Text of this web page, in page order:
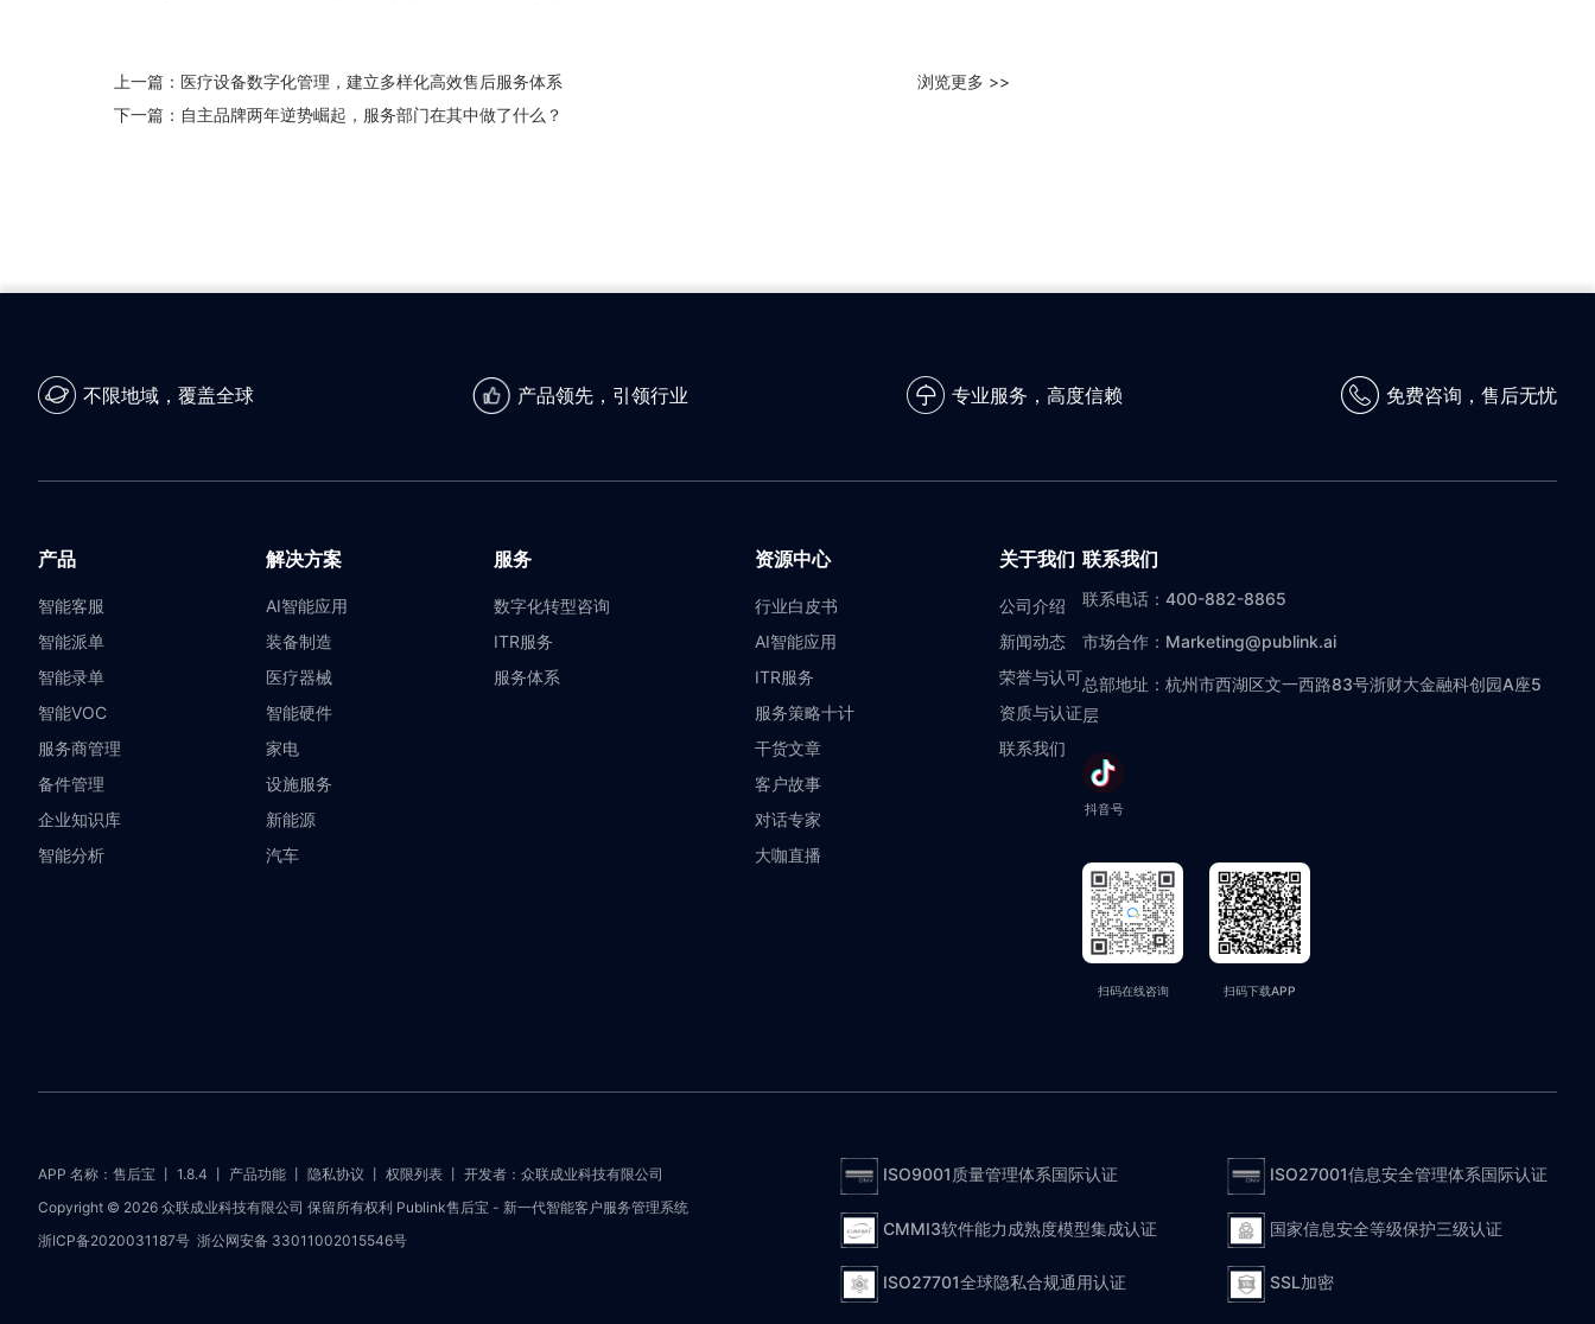
上一篇： 医疗设备数字化管理，建立多样化高效售后服务体系
下一篇： 自主品牌两年逆势崛起，服务部门在其中做了什么？
浏览更多 >>
不限地域，覆盖全球 产品领先，引领行业 专业服务，高度信赖 免费咨询，售后无忧
产品
智能客服
智能派单
智能录单
智能VOC
服务商管理
备件管理
企业知识库
智能分析
解决方案
AI智能应用
装备制造
医疗器械
智能硬件
家电
设施服务
新能源
汽车
服务
数字化转型咨询
ITR服务
服务体系
资源中心
行业白皮书
AI智能应用
ITR服务
服务策略十计
干货文章
客户故事
对话专家
大咖直播
关于我们
公司介绍
新闻动态
荣誉与认可
资质与认证
联系我们
联系我们
联系电话：400-882-8865
市场合作：Marketing@publink.ai
总部地址：杭州市西湖区文一西路83号浙财大金融科创园A座5
层
抖音号
扫码在线咨询 扫码下载APP
APP 名称：售后宝 丨 1.8.4 丨 产品功能 隐私协议 权限列表 丨 开发者：众联成业科技有限公司
Copyright © 2026 众联成业科技有限公司 保留所有权利 Publink售后宝 - 新一代智能客户服务管理系统
浙ICP备2020031187号 浙公网安备 33011002015546号
ISO9001质量管理体系国际认证 ISO27001信息安全管理体系国际认证
CMMI3软件能力成熟度模型集成认证 国家信息安全等级保护三级认证
ISO27701全球隐私合规通用认证 SSL加密